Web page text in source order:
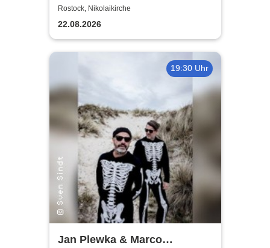
World
Rostock, Nikolaikirche
22.08.2026
19:30 Uhr
Jan Plewka & Marco